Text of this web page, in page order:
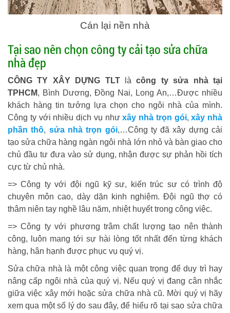
Cán lại nền nhà
Tại sao nên chọn công ty cải tạo sửa chữa
nhà đẹp
CÔNG TY XÂY DỰNG TLTlàcông ty sửa nhà tại
TPHCM, Bình Dương, Đồng Nai, Long An,…Được nhiều
khách hàng tin tưởng lựa chọn cho ngôi nhà của mình.
Công ty với nhiều dịch vụ nhưxây nhà trọn gói,xây nhà
phần thô, sửa nhà trọn gói,…Công ty đã xây dựng cải
tạo sửa chữa hàng ngàn ngôi nhà lớn nhỏ và bàn giao cho
chủ đầu tư đưa vào sử dụng, nhận được sự phản hồi tích
cực từ chủ nhà.
=> Công ty với đội ngũ kỹ sư, kiến trúc sư có trình độ
chuyên môn cao, dày dặn kinh nghiệm. Đội ngũ thợ có
thâm niên tay nghề lâu năm, nhiệt huyết trong công việc.
=> Công ty với phương trâm chất lượng tạo nên thành
công, luôn mang tới sự hài lòng tốt nhất đến từng khách
hàng, hân hạnh được phục vụ quý vị.
Sửa chữa nhà là một công việc quan trọng để duy trì hay
nâng cấp ngôi nhà của quý vị. Nếu quý vị đang cân nhắc
giữa việc xây mới hoặc sửa chữa nhà cũ. Mời quý vị hãy
xem qua một số lý do sau đây, để hiểu rõ tại sao sửa chữa